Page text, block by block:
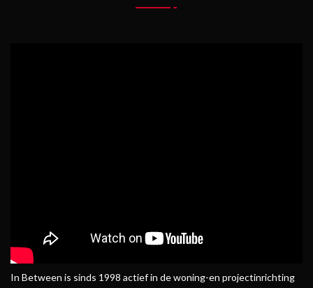
In Between is sinds 1998 actief in de woning-en projectinrichting